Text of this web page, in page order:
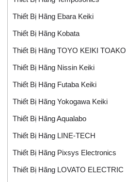
Thiết Bị Hãng Ebara Keiki
Thiết Bị Hãng Kobata
Thiết Bị Hãng TOYO KEIKI TOAKO
Thiết Bị Hãng Nissin Keiki
Thiết Bị Hãng Futaba Keiki
Thiết Bị Hãng Yokogawa Keiki
Thiết Bị Hãng Aqualabo
Thiết Bị Hãng LINE-TECH
Thiết Bị Hãng Pixsys Electronics
Thiết Bị Hãng LOVATO ELECTRIC